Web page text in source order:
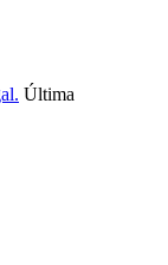
Última